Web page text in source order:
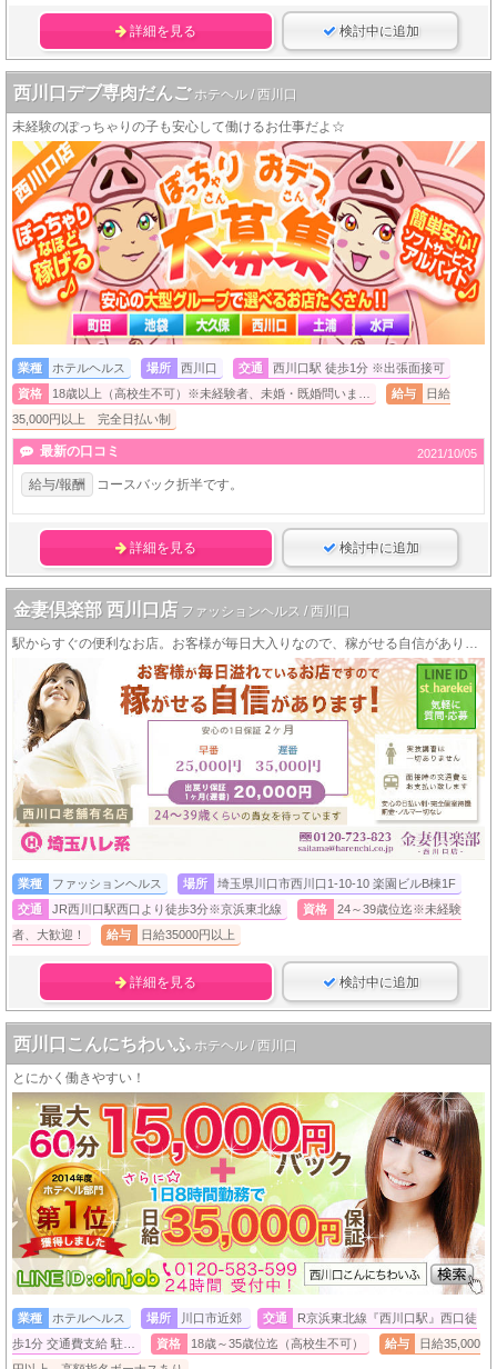
詳細を見る 検討中に追加
西川口デブ専肉だんご ホテヘル / 西川口
未経験のぽっちゃりの子も安心して働けるお仕事だよ☆
業種 ホテルヘルス 場所 西川口 交通
西川口駅 徒歩1分 ※出張面接可
資格
18歳以上（高校生不可）※未経験者、未婚・既婚問いま… 給与
日給
35,000円以上 完全日払い制
最新の口コミ 2021/10/05
給与/報酬 コースバック折半です。
詳細を見る 検討中に追加
金妻倶楽部 西川口店 ファッションヘルス / 西川口
駅からすぐの便利なお店。お客様が毎日大入りなので、稼がせる自信があります！
業種 ファッションヘルス 場所
埼玉県川口市西川口1-10-10 楽園ビルB棟1F
交通
JR西川口駅西口より徒歩3分※京浜東北線 資格
24～39歳位迄※未経験
者、大歓迎！
給与 日給35000円以上
詳細を見る 検討中に追加
西川口こんにちわいふ ホテヘル / 西川口
とにかく働きやすい！
業種 ホテルヘルス 場所 川口市近郊 交通
R京浜東北線『西川口駅』西口徒
歩1分 交通費支給 駐…
資格 18歳～35歳位迄（高校生不可） 給与
日給35,000